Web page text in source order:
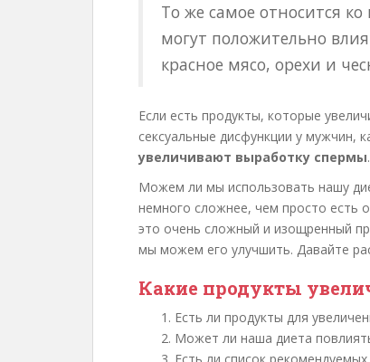
То же самое относится
могут положительно
красное мясо, орехи и
Если есть продукты, которые
сексуальные дисфункции у мужчин,
увеличивают выработку спермы
Можем ли мы использовать нашу
немного сложнее, чем просто есть
это очень сложный и изощренный
мы можем его улучшить. Давайте
Какие продукты
Есть ли продукты для
Может ли наша диета